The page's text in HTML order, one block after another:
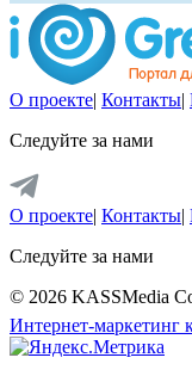
О проекте| Контакты|
Следуйте за нами
О проекте| Контакты|
Следуйте за нами
© 2026 KASSMedia
Интернет-маркетинг